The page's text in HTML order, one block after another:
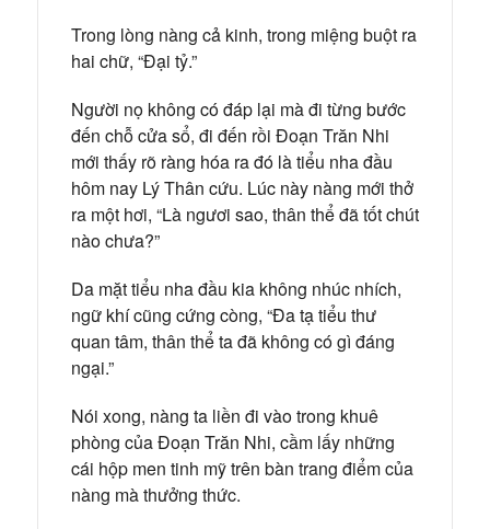
Trong lòng nàng cả kinh, trong miệng buột ra
hai chữ, “Đại tỷ.”
Người nọ không có đáp lại mà đi từng bước
đến chỗ cửa sổ, đi đến rồi Đoạn Trăn Nhi
mới thấy rõ ràng hóa ra đó là tiểu nha đầu
hôm nay Lý Thân cứu. Lúc này nàng mới thở
ra một hơi, “Là ngươi sao, thân thể đã tốt chút
nào chưa?”
Da mặt tiểu nha đầu kia không nhúc nhích,
ngữ khí cũng cứng còng, “Đa tạ tiểu thư
quan tâm, thân thể ta đã không có gì đáng
ngại.”
Nói xong, nàng ta liền đi vào trong khuê
phòng của Đoạn Trăn Nhi, cầm lấy những
cái hộp men tinh mỹ trên bàn trang điểm của
nàng mà thưởng thức.